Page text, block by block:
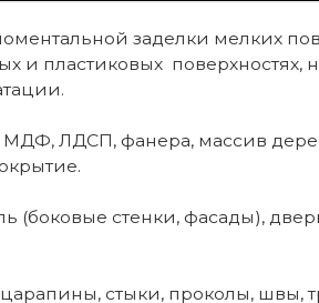
заделки мелких
и пластиковых поверхностях,
МДФ, ЛДСП, фанера, массив
(боковые стенки, фасады),
царапины, стыки, проколы, швы,